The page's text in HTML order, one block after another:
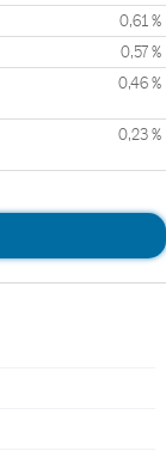
0,61 %
0,57 %
0,46 %
0,23 %